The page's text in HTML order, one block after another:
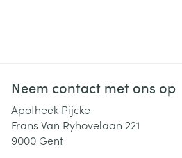
Neem contact met ons op
Apotheek Pijcke
Frans Van Ryhovelaan 221
9000 Gent